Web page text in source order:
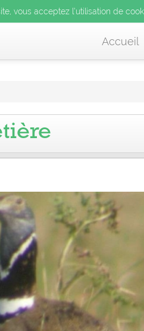
site, vous acceptez l’utilisation
Accueil
vous acceptez l’utilisation de
l’utilisation de